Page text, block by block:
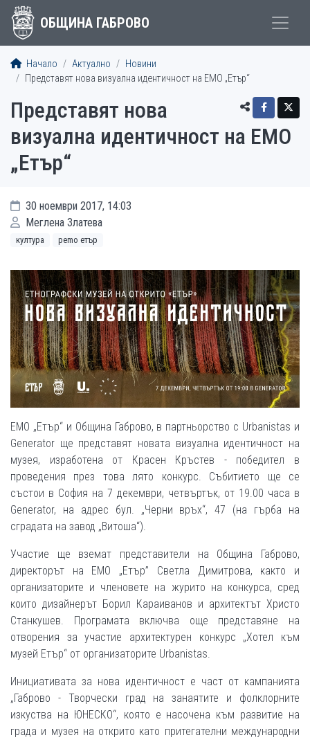
ОБЩИНА ГАБРОВО
Начало Актуално
Новини
Представят нова визуална идентичност на ЕМО „Етър“
Представят нова
визуална идентичност на ЕМО
„Етър“
30 ноември 2017, 14:03
Меглена Златева
култура рemo етър
ЕМО „Етър“ и Община Габрово, в партньорство с Urbanistas и
Generator ще представят новата визуална идентичност на
музея, изработена от Красен Кръстев - победител в
проведения през това лято конкурс. Събитието ще се
състои в София на 7 декември, четвъртък, от 19.00 часа в
Generator, на адрес бул. „Черни връх“, 47 (на гърба на
сградата на завод „Витоша“).
Участие ще вземат представители на Община Габрово,
директорът на ЕМО „Етър” Светла Димитрова, както и
организаторите и членовете на журито на конкурса, сред
които дизайнерът Борил Караиванов и архитектът Христо
Станкушев. Програмата включва още представяне на
отворения за участие архитектурен конкурс „Хотел към
музей Етър“ от организаторите Urbanistas.
Инициативата за нова идентичност е част от кампанията
„Габрово - Творчески град на занаятите и фолклорните
изкуства на ЮНЕСКО“, която е насочена към развитие на
града и музея на открито като притегателни международни